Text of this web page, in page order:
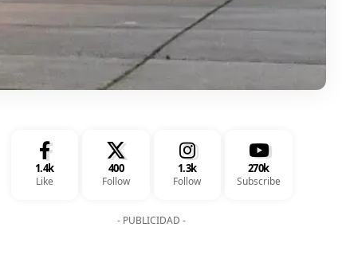
1.4k
Like
400
Follow
1.3k
Follow
270k
Subscribe
- PUBLICIDAD -